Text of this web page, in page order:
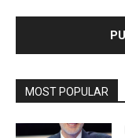
MOST POPULAR